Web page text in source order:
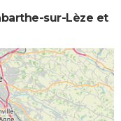
sur-Lèze et